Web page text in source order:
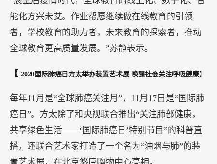
苏静表示，后疫情时代，在线教育的优势明显，越
来越多的家长愿意让孩子享受在线教育这种形式。
同时，随着大数据、AI等新技术的不断探索，革新
了传统的学习方式，学习效果明显提高。
作为在线教育行业科技实力最强、用户规模最大、